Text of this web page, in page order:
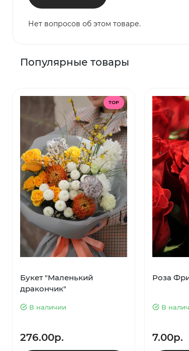
Нет вопросов об этом товаре.
Популярные товары
TOP
Букет "Маленький
дракончик"
В наличии
276.00р.
Роза
В
7.00р.